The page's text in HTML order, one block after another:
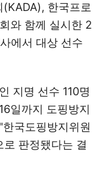
한국프로
와 함께 실시한 2
에서 대상 선수
지명 선수 110명
일까지 도핑방지
국도핑방지위원
판정됐다는 결